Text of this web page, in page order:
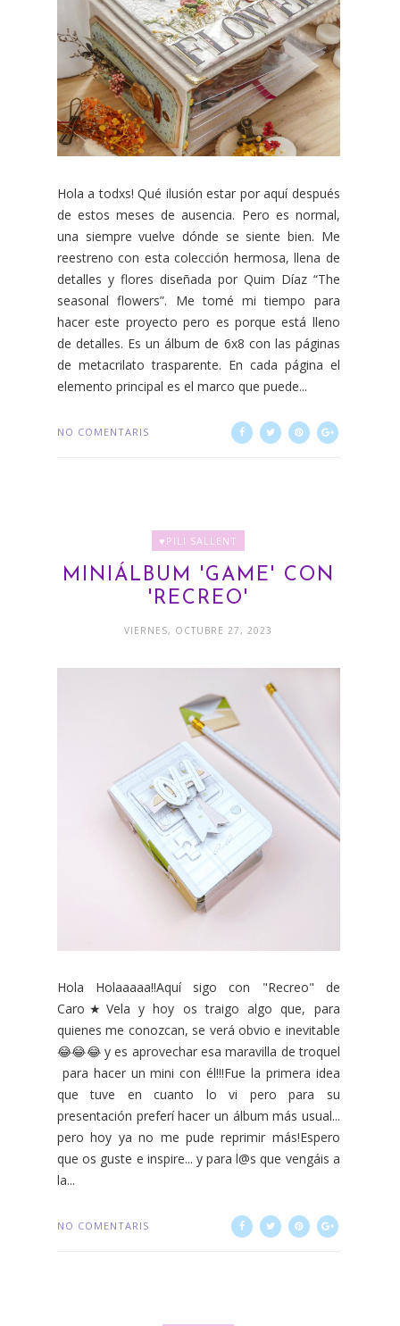
Hola a todxs! Qué ilusión estar por aquí después
de estos meses de ausencia. Pero es normal,
una siempre vuelve dónde se siente bien. Me
reestreno con esta colección hermosa, llena de
detalles y flores diseñada por Quim Díaz “The
seasonal flowers”. Me tomé mi tiempo para
hacer este proyecto pero es porque está lleno
de detalles. Es un álbum de 6x8 con las páginas
de metacrilato trasparente. En cada página el
elemento principal es el marco que puede...
NO COMENTARIS
♥PILI SALLENT
MINIÁLBUM 'GAME' CON
'RECREO'
VIERNES, OCTUBRE 27, 2023
Hola Holaaaaa!!Aquí sigo con "Recreo" de
Caro★Vela y hoy os traigo algo que, para
quienes me conozcan, se verá obvio e inevitable
😂😂😂 y es aprovechar esa maravilla de troquel
para hacer un mini con él!!!Fue la primera idea
que tuve en cuanto lo vi pero para su
presentación preferí hacer un álbum más usual...
pero hoy ya no me pude reprimir más!Espero
que os guste e inspire... y para l@s que vengáis a
la...
NO COMENTARIS